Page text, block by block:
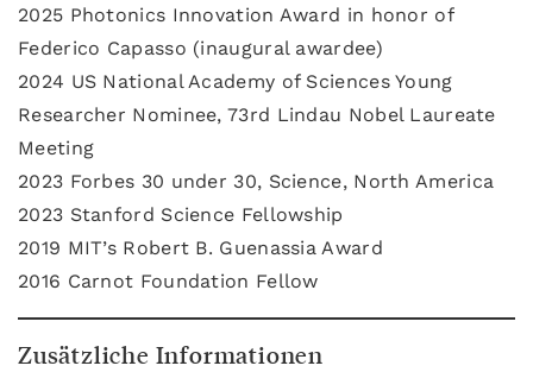
2025 Photonics Innovation Award in honor of
Federico Capasso (inaugural awardee)
2024 US National Academy of Sciences Young
Researcher Nominee, 73rd Lindau Nobel Laureate
Meeting
2023 Forbes 30 under 30, Science, North America
2023 Stanford Science Fellowship
2019 MIT’s Robert B. Guenassia Award
2016 Carnot Foundation Fellow
Zusätzliche Informationen